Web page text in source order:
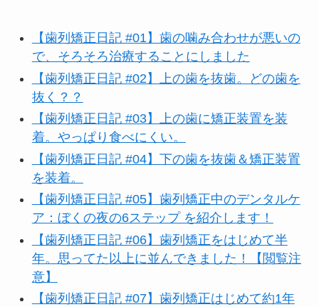
【歯列矯正日記 #01】歯の噛み合わせが悪いの
で、そろそろ治療することにしました
【歯列矯正日記 #02】上の歯を抜歯。どの歯を
抜く？？
【歯列矯正日記 #03】上の歯に矯正装置を装
着。やっぱり食べにくい。
【歯列矯正日記 #04】下の歯を抜歯＆矯正装置
を装着。
【歯列矯正日記 #05】歯列矯正中のデンタルケ
ア：ぼくの夜の6ステップ を紹介します！
【歯列矯正日記 #06】歯列矯正をはじめて半
年。思ってた以上に並んできました！【閲覧注
意】
【歯列矯正日記 #07】歯列矯正はじめて約1年